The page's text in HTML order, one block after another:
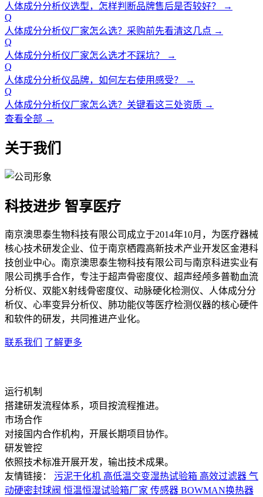
人体成分分析仪选型，怎样判断品牌售后是否较好？
→
Q
人体成分分析仪厂家怎么选？采购前先看清这几点 →
Q
人体成分分析仪厂家怎么选才不踩坑？
→
Q
人体成分分析仪品牌，如何左右使用感受？
→
Q
人体成分分析仪厂家怎么选？关键看这三处资质 →
查看全部 →
关于我们
科技进步 智享医疗
南京澳思泰生物科技有限公司成立于2014年10月，为医疗器械
核心技术研发企业、位于南京栖霞高新技术产业开发区金港科
技创业中心。南京澳思泰生物科技有限公司与南京科进实业有
限公司携手合作，专注于超声骨密度仪、超声经颅多普勒血流
分析仪、双能X射线骨密度仪、动脉硬化检测仪、人体成分分
析仪、心率变异分析仪、肺功能仪等医疗检测仪器的核心硬件
和软件的研发，共同推进产业化。
联系我们 了解更多
运行机制
搭建研发流程体系，项目按流程推进。
市场合作
对接国内合作机构，开展长期项目协作。
研发管控
依照技术标准开展开发，输出技术成果。
友情链接：
污泥干化机 高低温交变湿热试验箱 高效过滤器 气
动硬密封球阀 恒温恒湿试验箱厂家 传感器 BOWMAN换热器